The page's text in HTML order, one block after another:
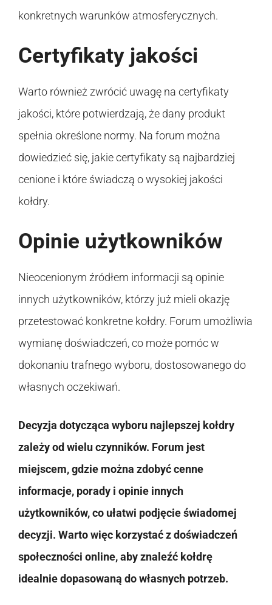
konkretnych warunków atmosferycznych.
Certyfikaty jakości
Warto również zwrócić uwagę na certyfikaty
jakości, które potwierdzają, że dany produkt
spełnia określone normy. Na forum można
dowiedzieć się, jakie certyfikaty są najbardziej
cenione i które świadczą o wysokiej jakości
kołdry.
Opinie użytkowników
Nieocenionym źródłem informacji są opinie
innych użytkowników, którzy już mieli okazję
przetestować konkretne kołdry. Forum umożliwia
wymianę doświadczeń, co może pomóc w
dokonaniu trafnego wyboru, dostosowanego do
własnych oczekiwań.
Decyzja dotycząca wyboru najlepszej kołdry
zależy od wielu czynników. Forum jest
miejscem, gdzie można zdobyć cenne
informacje, porady i opinie innych
użytkowników, co ułatwi podjęcie świadomej
decyzji. Warto więc korzystać z doświadczeń
społeczności online, aby znaleźć kołdrę
idealnie dopasowaną do własnych potrzeb.